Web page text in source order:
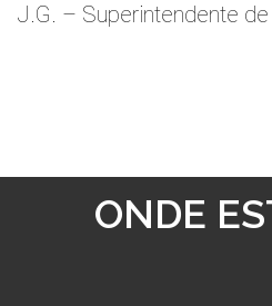
J.G. – Superintendente
ONDE